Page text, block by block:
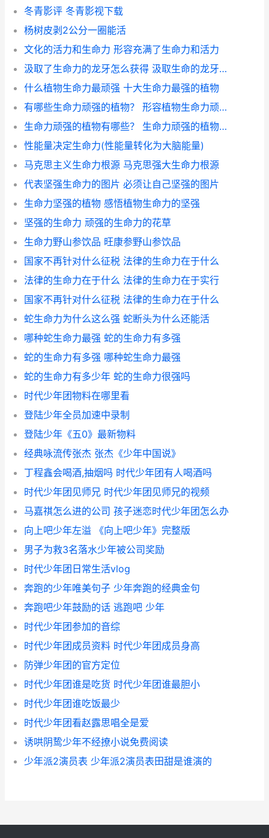
冬青影评 冬青影视下载
杨树皮剥2公分一圈能活
文化的活力和生命力 形容充满了生命力和活力
汲取了生命力的龙牙怎么获得 汲取生命的龙牙位置
什么植物生命力最顽强 十大生命力最强的植物
有哪些生命力顽强的植物？ 形容植物生命力顽强的诗句有哪些
生命力顽强的植物有哪些？ 生命力顽强的植物盆栽
性能量决定生命力(性能量转化为大脑能量)
马克思主义生命力根源 马克思强大生命力根源
代表坚强生命力的图片 必须让自己坚强的图片
生命力坚强的植物 感悟植物生命力的坚强
坚强的生命力 顽强的生命力的花草
生命力野山参饮品 旺康参野山参饮品
国家不再针对什么征税 法律的生命力在于什么
法律的生命力在于什么 法律的生命力在于实行
国家不再针对什么征税 法律的生命力在于什么
蛇生命力为什么这么强 蛇断头为什么还能活
哪种蛇生命力最强 蛇的生命力有多强
蛇的生命力有多强 哪种蛇生命力最强
蛇的生命力有多少年 蛇的生命力很强吗
时代少年团物料在哪里看
登陆少年全员加速中录制
登陆少年《五0》最新物料
经典咏流传张杰 张杰《少年中国说》
丁程鑫会喝酒,抽烟吗 时代少年团有人喝酒吗
时代少年团见师兄 时代少年团见师兄的视频
马嘉祺怎么进的公司 孩子迷恋时代少年团怎么办
向上吧少年左溢 《向上吧少年》完整版
男子为救3名落水少年被公司奖励
时代少年团日常生活vlog
奔跑的少年唯美句子 少年奔跑的经典金句
奔跑吧少年鼓励的话 逃跑吧 少年
时代少年团参加的音综
时代少年团成员资料 时代少年团成员身高
防弹少年团的官方定位
时代少年团谁是吃货 时代少年团谁最胆小
时代少年团谁吃饭最少
时代少年团看赵露思唱全是爱
诱哄阴鸷少年不经撩小说免费阅读
少年派2演员表 少年派2演员表田甜是谁演的